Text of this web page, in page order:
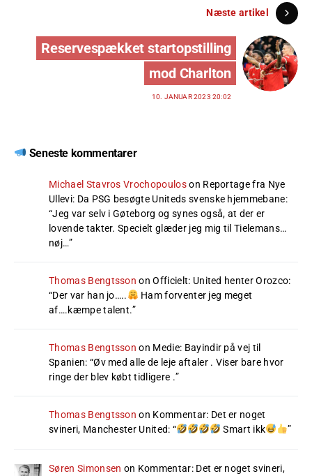
Næste artikel
Reservespækket startopstilling
mod Charlton
10. JANUAR 2023 20:02
Seneste kommentarer
Michael Stavros Vrochopouloson Reportage fra Nye
Ullevi: Da PSG besøgte Uniteds svenske hjemmebane:
“Jeg var selv i Gøteborg og synes også, at der er
lovende takter. Specielt glæder jeg mig til Tielemans…
nøj…”
Thomas Bengtsson onOfficielt: United henter Orozco:
“Der var han jo…..
Ham forventer jeg meget
af….kæmpe talent.”
Thomas Bengtsson on Medie: Bayindir på vej til
Spanien: “Øv med alle de leje aftaler . Viser bare hvor
ringe der blev købt tidligere .”
Thomas Bengtsson on Kommentar: Det er noget
svineri, Manchester United: “ Smart ikk ”
Søren Simonsen on Kommentar: Det er noget svineri,